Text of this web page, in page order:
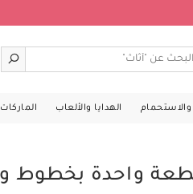
والاستحمام الهدايا والألعاب الماركات
واحدة بخطوط